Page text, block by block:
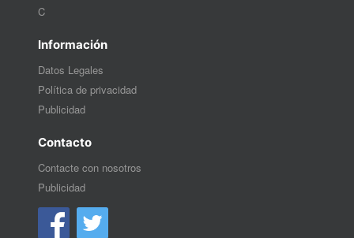
C
Información
Datos Legales
Política de privacidad
Publicidad
Contacto
Contacte con nosotros
Publicidad